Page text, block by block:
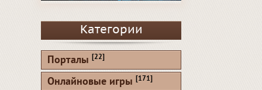
Категории
Порталы [22]
Онлайновые игры [171]